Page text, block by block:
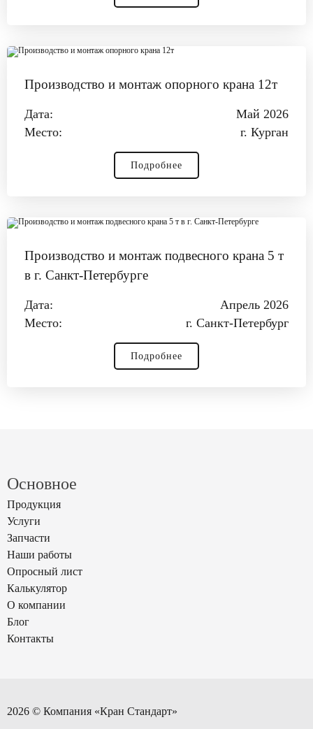
Производство и монтаж опорного крана 12т
Дата:
Май 2026
Место:
г. Курган
Подробнее
Производство и монтаж подвесного крана 5 т
в г. Санкт‑Петербурге
Дата:
Апрель 2026
Место:
г. Санкт‑Петербург
Подробнее
Основное
Продукция
Услуги
Запчасти
Наши работы
Опросный лист
Калькулятор
О компании
Блог
Контакты
2026 © Компания «Кран Стандарт»